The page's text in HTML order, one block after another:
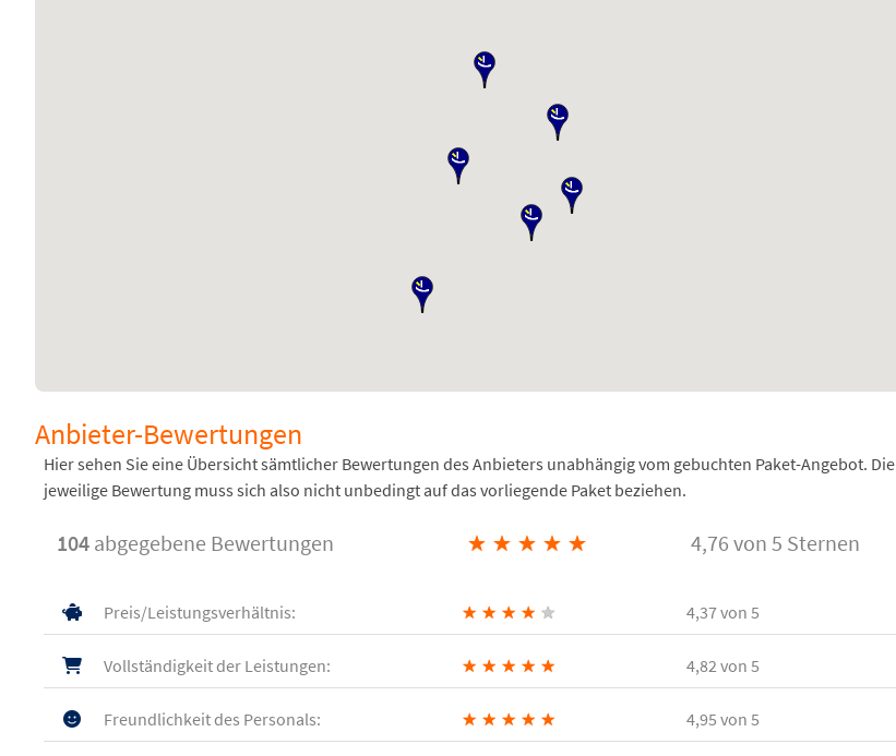
Anbieter-Bewertungen
Hier sehen Sie eine Übersicht sämtlicher Bewertungen des Anbieters unabhängig vom gebuchten Paket-Angebot. Die
jeweilige Bewertung muss sich also nicht unbedingt auf das vorliegende Paket beziehen.
104 abgegebene Bewertungen ★ ★ ★ ★ ★ 4,76 von 5 Sternen
Preis/Leistungsverhältnis: ★ ★ ★ ★ ★ 4,37von 5
Vollständigkeit der Leistungen: ★ ★ ★ ★ ★ 4,82von 5
Freundlichkeit des Personals: ★ ★ ★ ★ ★ 4,95 von 5